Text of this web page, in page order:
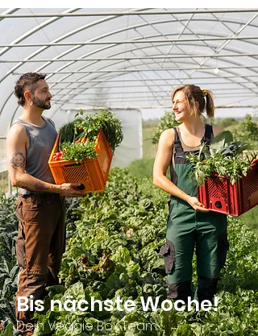
Bis nächste Woche!
Dein Veggie Box Team